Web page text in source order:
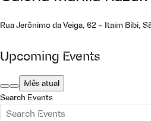
Rua Jerônimo da Veiga, 62 – Itaim Bibi,
Upcoming Events
Mês atual
Search Events